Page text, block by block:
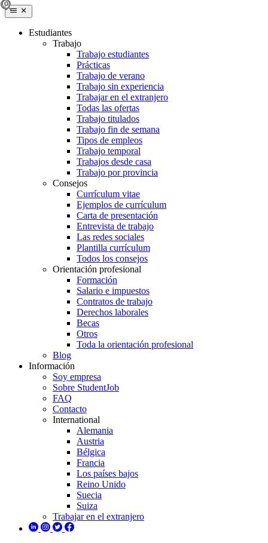
Estudiantes
Trabajo
Trabajo estudiantes
Prácticas
Trabajo de verano
Trabajo sin experiencia
Trabajar en el extranjero
Todas las ofertas
Trabajo titulados
Trabajo fin de semana
Tipos de empleos
Trabajo temporal
Trabajos desde casa
Trabajo por provincia
Consejos
Currículum vitae
Ejemplos de currículum
Carta de presentación
Entrevista de trabajo
Las redes sociales
Plantilla currículum
Todos los consejos
Orientación profesional
Formación
Salario e impuestos
Contratos de trabajo
Derechos laborales
Becas
Otros
Toda la orientación profesional
Blog
Información
Soy empresa
Sobre StudentJob
FAQ
Contacto
International
Alemania
Austria
Bélgica
Francia
Los países bajos
Reino Unido
Suecia
Suiza
Trabajar en el extranjero